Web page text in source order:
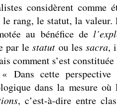
considèrent comme
rang, le statut, la
au bénéfice de
par lestatut ou les sacra,
comment s’est
cette perspective
dans la mesure
, c’est-à-dire entre